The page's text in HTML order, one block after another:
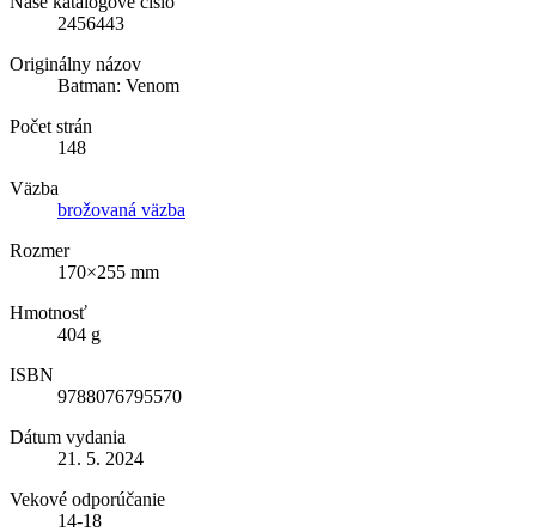
2456443
Originálny názov
Batman: Venom
Počet strán
148
Väzba
brožovaná väzba
Rozmer
170×255 mm
Hmotnosť
404 g
ISBN
9788076795570
Dátum vydania
21. 5. 2024
Vekové odporúčanie
14-18